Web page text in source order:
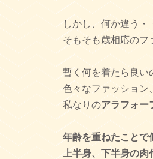
しかし、何か違う・
そもそも歳相応のフ
暫く何を着たら良い
色々なファッション
私なりのアラフォー
年齢を重ねたことで
上半身、下半身の